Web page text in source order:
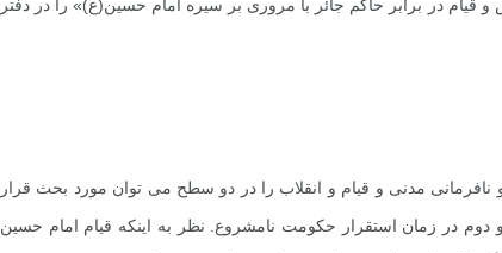
قیام در برابر حاکم جائر با مروری بر سیره امام حسین(ع)» را در دفتر
مدنی و قیام و انقلاب را در دو سطح می توان مورد بحث قرار
در زمان استقرار حکومت نامشروع. نظر به اینکه قیام امام حسین